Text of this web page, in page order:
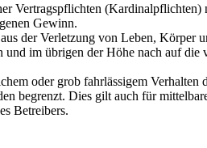
Vertragspflichten (Kardinalpflichten)
Gewinn.
der Verletzung von Leben, Körper
im übrigen der Höhe nach auf die
oder grob fahrlässigem Verhalten
begrenzt. Dies gilt auch für
Betreibers.